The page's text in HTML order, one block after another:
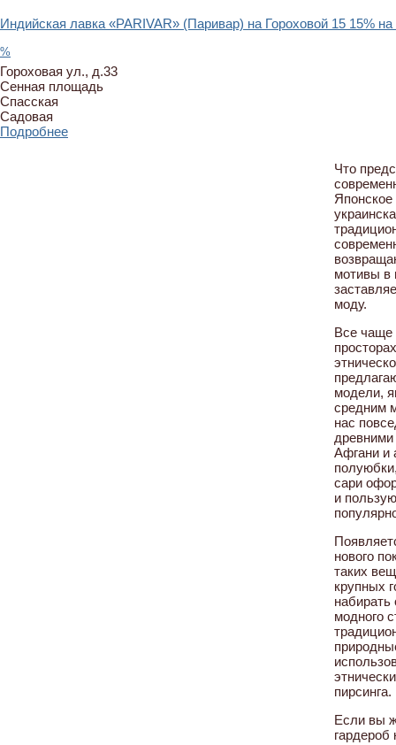
Индийская лавка «PARIVAR» (Паривар) на Гороховой 15 15%
%
Гороховая ул., д.33
Сенная площадь
Спасская
Садовая
Подробнее
Что
Японское
мотивы в
моду.
Все чаще
модели,
средним
нас
Афгани и
сари
и
нового
таких
крупных
модного
пирсинга.
Если вы